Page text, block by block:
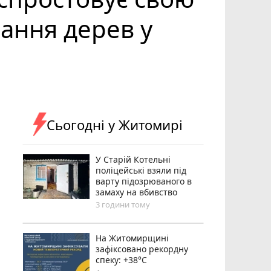
дерев у
Сьогодні у Житомирі
У Старій Котельні
поліцейські взяли під
варту підозрюваного в
замаху на вбивство
3 години тому
Н️а Житомирщині
зафіксовано рекордну
спеку: +38°C